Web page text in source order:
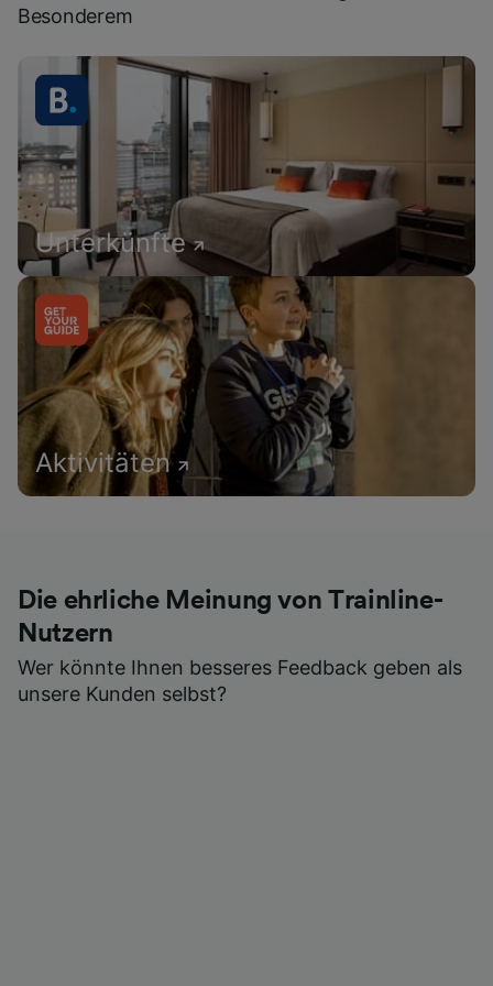
Besonderem
Unterkünfte
Aktivitäten
Die ehrliche Meinung von Trainline-
Nutzern
Wer könnte Ihnen besseres Feedback geben als
unsere Kunden selbst?